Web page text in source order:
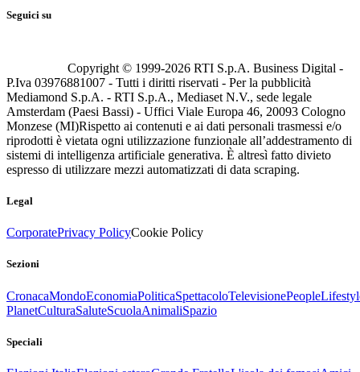
Seguici su
Copyright © 1999-2026 RTI S.p.A. Business Digital -
P.Iva 03976881007 - Tutti i diritti riservati - Per la pubblicità
Mediamond S.p.A. - RTI S.p.A., Mediaset N.V., sede legale
Amsterdam (Paesi Bassi) - Uffici Viale Europa 46, 20093 Cologno
Monzese (MI)Rispetto ai contenuti e ai dati personali trasmessi e/o
riprodotti è vietata ogni utilizzazione funzionale all’addestramento di
sistemi di intelligenza artificiale generativa. È altresì fatto divieto
espresso di utilizzare mezzi automatizzati di data scraping.
Legal
CorporatePrivacy PolicyCookie Policy
Sezioni
CronacaMondoEconomiaPoliticaSpettacoloTelevisionePeople
PlanetCulturaSaluteScuolaAnimaliSpazio
Speciali